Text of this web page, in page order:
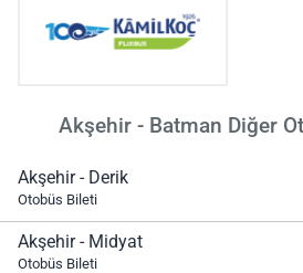
Akşehir - Batman Diğer
Akşehir - Derik
Otobüs Bileti
Akşehir - Midyat
Otobüs Bileti